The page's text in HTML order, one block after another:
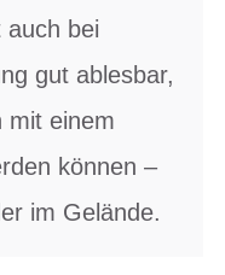
auch bei
gut ablesbar,
mit einem
können –
im Gelände.